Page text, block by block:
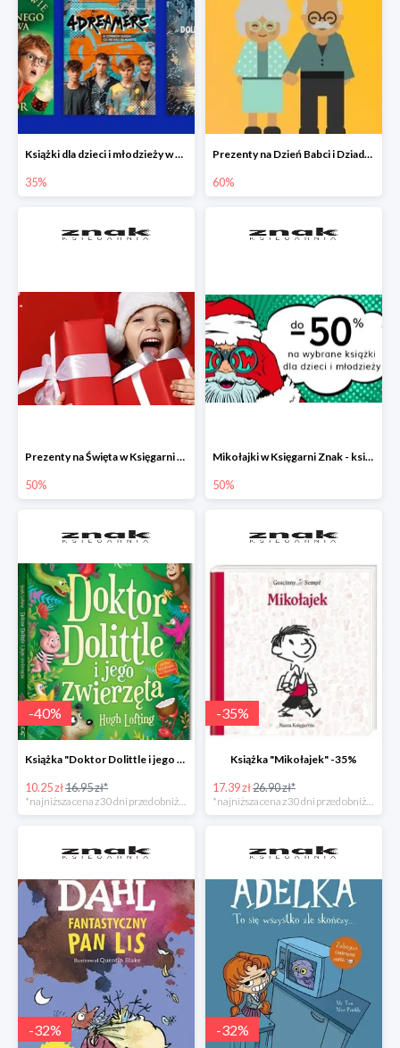
Książki dla dzieci i młodzieży w Księgarni Znak do -35%
35%
Prezenty na Dzień Babci i Dziadka w Księgarni Znak do -60%
60%
Prezenty na Święta w Księgarni Znak -50%
50%
Mikołajki w Księgarni Znak - książki dla dzieci i młodzieży do -50%
50%
-40%
Książka "Doktor Dolittle i jego zwierzęta" -40%
10.25 zł16.95 zł*
*najniższa cena z 30 dni przed obniżką
-35%
Książka "Mikołajek" -35%
17.39 zł26.90 zł*
*najniższa cena z 30 dni przed obniżką
-32% -32%